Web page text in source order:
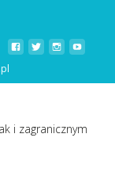
i zagranicznym